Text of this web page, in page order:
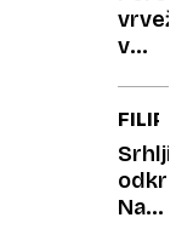
hišo,
Jolie
vrvež
v
poroka
Goloba
FILIPINI
Na